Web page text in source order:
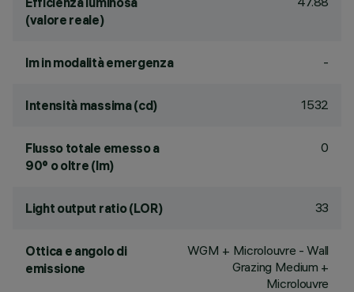
(valore reale)
lm in modalità emergenza -
Intensità massima (cd) 1532
Flusso totale emesso a
90° o oltre (lm)
0
Light output ratio (LOR) 33
Ottica e angolo di
emissione
WGM + Microlouvre - Wall
Grazing Medium +
Microlouvre